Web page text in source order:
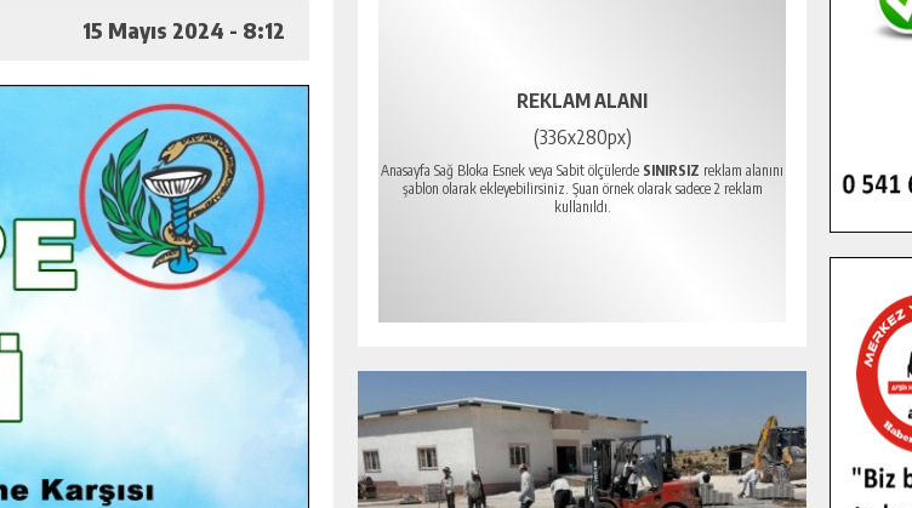
15 Mayıs 2024 - 8:12
REKLAM ALANI
(336x280px)
Anasayfa Sağ Bloka Esnek veya Sabit ölçülerde SINIRSIZ reklam alanını
şablon olarak ekleyebilirsiniz. Şuan örnek olarak sadece 2 reklam
kullanıldı.